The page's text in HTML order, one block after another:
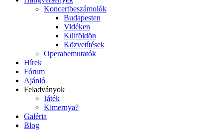
Koncertbeszámolók
Budapesten
Vidéken
Külföldön
Közvetítések
Operabemutatók
Hírek
Fórum
Ajánló
Feladványok
Játék
Kimernya?
Galéria
Blog